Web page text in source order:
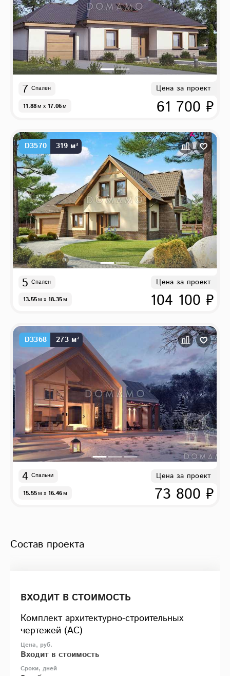
7 Спален
11.88м x 17.06м
Цена за проект
61 700 ₽
D3570 319 м²
5 Спален
13.55м x 18.35м
Цена за проект
104 100 ₽
D3368 273 м²
4 Спальни
15.55м x 16.46м
Цена за проект
73 800 ₽
Состав проекта
ВХОДИТ В СТОИМОСТЬ
Комплект архитектурно-строительных
чертежей (АС)
Входит в стоимость